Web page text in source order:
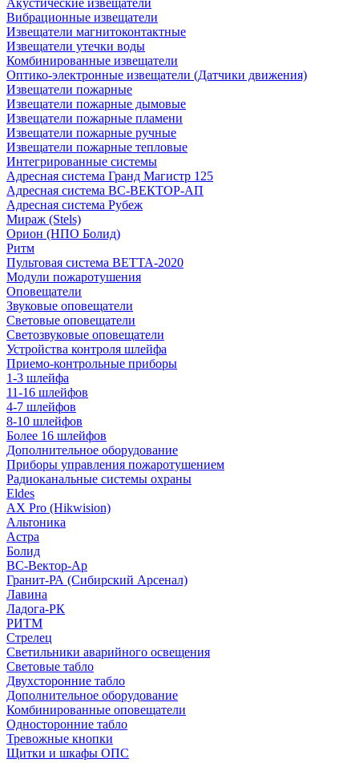
Акустические извещатели
Вибрационные извещатели
Извещатели магнитоконтактные
Извещатели утечки воды
Комбинированные извещатели
Оптико-электронные извещатели (Датчики движения)
Извещатели пожарные
Извещатели пожарные дымовые
Извещатели пожарные пламени
Извещатели пожарные ручные
Извещатели пожарные тепловые
Интегрированные системы
Адресная система Гранд Магистр 125
Адресная система ВС-ВЕКТОР-АП
Адресная система Рубеж
Мираж (Stels)
Орион (НПО Болид)
Ритм
Пультовая система ВЕТТА-2020
Модули пожаротушения
Оповещатели
Звуковые оповещатели
Световые оповещатели
Светозвуковые оповещатели
Устройства контроля шлейфа
Приемо-контрольные приборы
1-3 шлейфа
11-16 шлейфов
4-7 шлейфов
8-10 шлейфов
Более 16 шлейфов
Дополнительное оборудование
Приборы управления пожаротушением
Радиоканальные системы охраны
Eldes
AX Pro (Hikwision)
Альтоника
Астра
Болид
ВС-Вектор-Ар
Гранит-РА (Сибирский Арсенал)
Лавина
Ладога-РК
РИТМ
Стрелец
Светильники аварийного освещения
Световые табло
Двухсторонние табло
Дополнительное оборудование
Комбинированные оповещатели
Односторонние табло
Тревожные кнопки
Щитки и шкафы ОПС